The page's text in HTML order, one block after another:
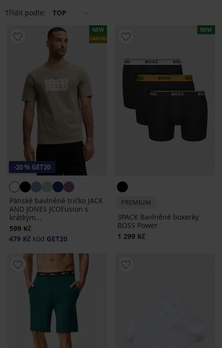
Třídit podle: TOP
NEW
LIMITED
-20 % GET20
Pánské bavlněné tričko JACK
AND JONES JCOFusion s
krátkým...
599 Kč
479 Kč kód GET20
NEW
PREMIUM
3PACK Bavlněné boxerky
BOSS Power
1 299 Kč